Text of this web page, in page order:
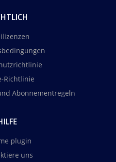
Richtlinie
Abonnementregeln
plugin
uns